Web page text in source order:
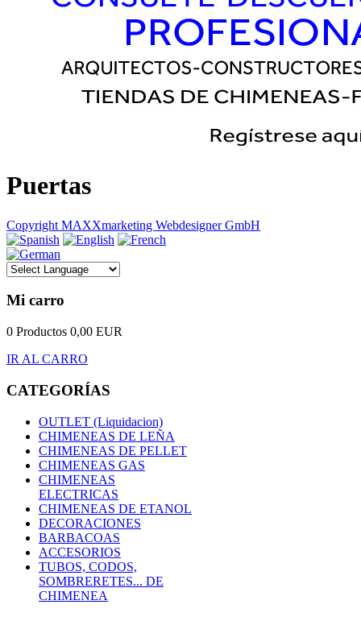
Puertas
Copyright MAXXmarketing Webdesigner GmbH
Mi carro
0 Productos 0,00 EUR
IR AL CARRO
CATEGORÍAS
OUTLET (Liquidacion)
CHIMENEAS DE LEÑA
CHIMENEAS DE PELLET
CHIMENEAS GAS
CHIMENEAS
ELECTRICAS
CHIMENEAS DE ETANOL
DECORACIONES
BARBACOAS
ACCESORIOS
TUBOS, CODOS,
SOMBRERETES... DE
CHIMENEA